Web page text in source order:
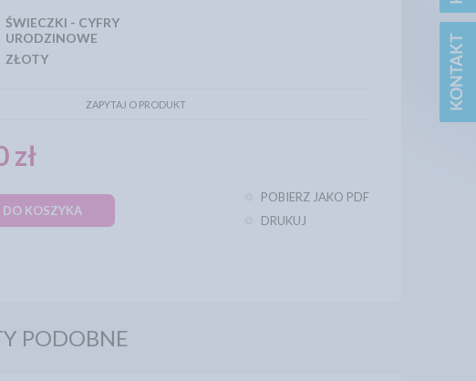
ŚWIECZKI - CYFRY
URODZINOWE
ZŁOTY
ZAPYTAJ O PRODUKT
zł
DO KOSZYKA
POBIERZ JAKO PDF
DRUKUJ
PODOBNE